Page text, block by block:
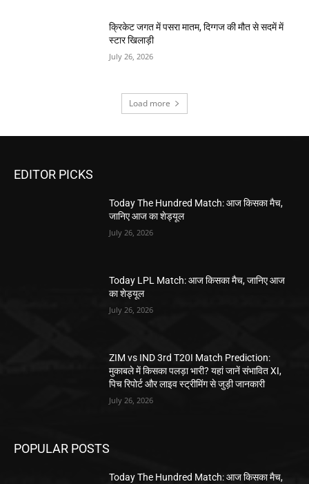
क्रिकेट जगत में पसरा मातम, दिग्गज की मौत से सदमें में
स्टार खिलाड़ी
July 26, 2026
Load more
EDITOR PICKS
Today The Hundred Match: आज किसका मैच,
जानिए आज का शेड्यूल
July 26, 2026
Today LPL Match: आज किसका मैच, जानिए आज
का शेड्यूल
July 26, 2026
ZIM vs IND 3rd T20I Match Prediction:
मुकाबले में किसका पलड़ा भारी? यहां जानें संभावित XI,
पिच रिपोर्ट और लाइव स्ट्रीमिंग से जुड़ी जानकारी
July 26, 2026
POPULAR POSTS
Today The Hundred Match: आज किसका मैच,